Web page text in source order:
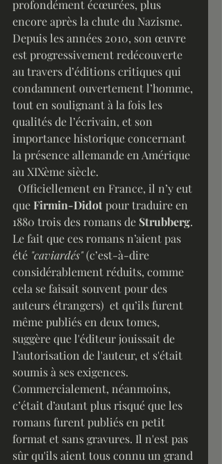
profondément écœurées, plus
encore après la chute du Nazisme.
Depuis les années 2010, son œuvre
est progressivement redécouverte
au travers d’éditions critiques qui
condamnent ouvertement l’homme,
tout en soulignant à la fois les
qualités de l’écrivain, et son
importance historique concernant
la présence allemande en Amérique
au XIXème siècle.
que Firmin-Didot pour traduire en
1880 trois des romans de Strubberg.
Le fait que ces romans n’aient pas
été "caviardés" (c’est-à-dire
considérablement réduits, comme
cela se faisait souvent pour des
auteurs étrangers)  et qu’ils furent
même publiés en deux tomes,
suggère que l'éditeur jouissait de
l’autorisation de l'auteur, et s'était
soumis à ses exigences.
Commercialement, néanmoins,
c’était d’autant plus risqué que les
romans furent publiés en petit
format et sans gravures. Il n'est pas
sûr qu'ils aient tous connu un grand